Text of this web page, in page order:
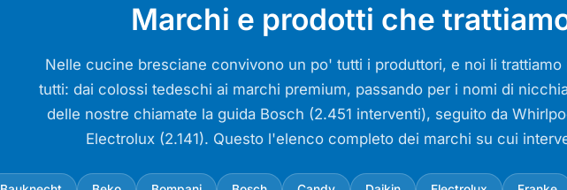
Marchi e prodotti che
Nelle cucine bresciane convivono un po' tutti i produttori, e noi li trattiamo
tutti: dai colossi tedeschi ai marchi premium, passando per i nomi di
delle nostre chiamate la guida Bosch (2.451 interventi), seguito da
Electrolux (2.141). Questo l'elenco completo dei marchi su cui